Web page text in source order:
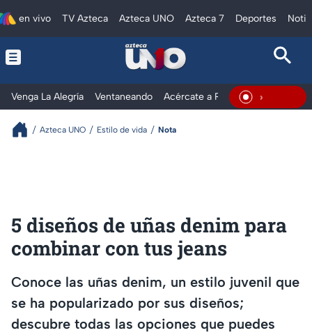
en vivo TV Azteca Azteca UNO Azteca 7 Deportes
Venga La Alegría Ventaneando Acércate a Rocío Al ExtremoEn Vivo
Azteca UNO Estilo de vida Nota
5 diseños de uñas denim para
combinar con tus jeans
Conoce las uñas denim, un estilo juvenil que
se ha popularizado por sus diseños;
descubre todas las opciones que puedes